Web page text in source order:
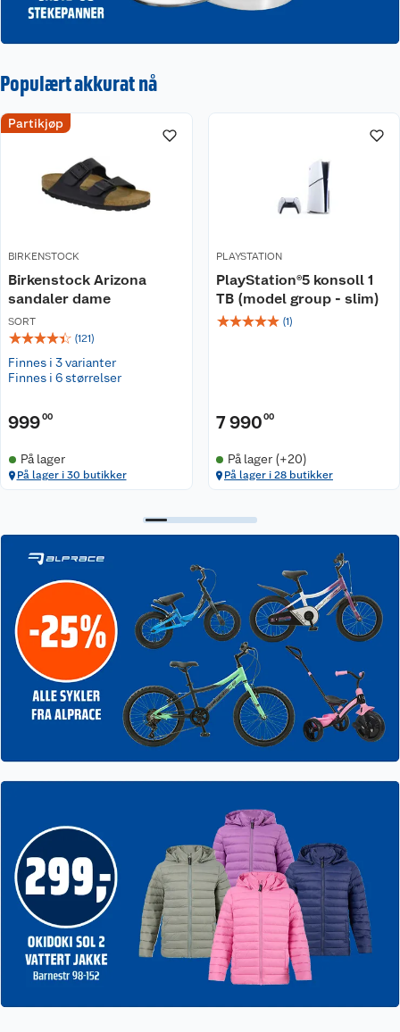
Populært akkurat nå
Partikjøp
BIRKENSTOCK
Birkenstock Arizona
sandaler dame
SORT
☆☆☆☆☆ (121)
Finnes i 3 varianter
Finnes i 6 størrelser
99900
På lager
På lager i 30 butikker
PLAYSTATION
PlayStation®5 konsoll 1
TB (model group - slim)
☆☆☆☆☆ (1)
7 990 00
På lager (+20)
På lager i 28 butikker